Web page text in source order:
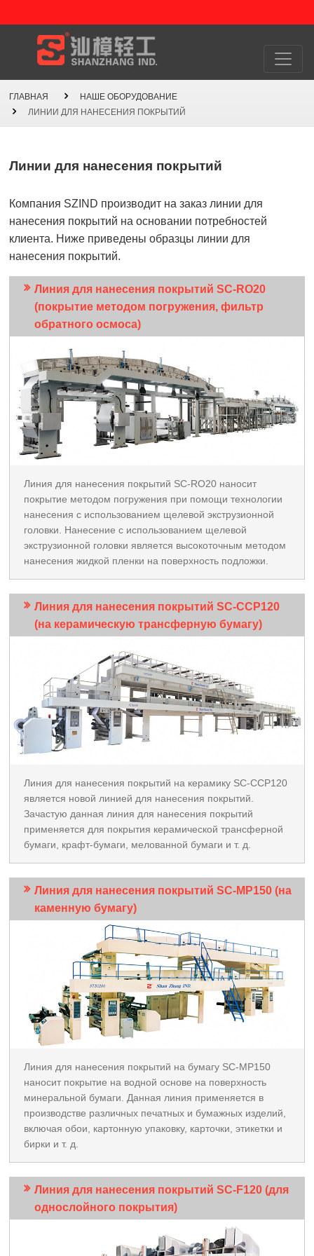
ГЛАВНАЯ
НАШЕ ОБОРУДОВАНИЕ
ЛИНИИ ДЛЯ НАНЕСЕНИЯ ПОКРЫТИЙ
Линии для нанесения покрытий
Компания SZIND производит на заказ линии для
нанесения покрытий на основании потребностей
клиента. Ниже приведены образцы линии для
нанесения покрытий.
Линия для нанесения покрытий SC-RO20
(покрытие методом погружения, фильтр
обратного осмоса)
Линия для нанесения покрытий SC-RO20 наносит
покрытие методом погружения при помощи технологии
нанесения с использованием щелевой экструзионной
головки. Нанесение с использованием щелевой
экструзионной головки является высокоточным методом
нанесения жидкой пленки на поверхность подложки.
Линия для нанесения покрытий SC-CCP120
(на керамическую трансферную бумагу)
Линия для нанесения покрытий на керамику SC-CCP120
является новой линией для нанесения покрытий.
Зачастую данная линия для нанесения покрытий
применяется для покрытия керамической трансферной
бумаги, крафт-бумаги, мелованной бумаги и т. д.
Линия для нанесения покрытий SC-MP150 (на
каменную бумагу)
Линия для нанесения покрытий на бумагу SC-MP150
наносит покрытие на водной основе на поверхность
минеральной бумаги. Данная линия применяется в
производстве различных печатных и бумажных изделий,
включая обои, картонную упаковку, карточки, этикетки и
бирки и т. д.
Линия для нанесения покрытий SC-F120 (для
однослойного покрытия)